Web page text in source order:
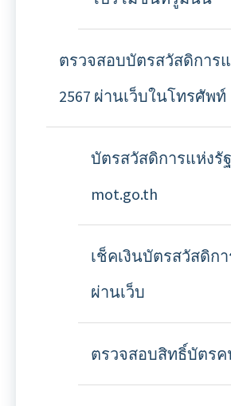
ตรวจสอบบัตรสวัสดิการ
2567 ผ่านเว็บในโทรศัพท์
บัตรสวัสดิการแห่งรัฐ
mot.go.th
เช็คเงินบัตรสวัสดิก
ผ่านเว็บ
ตรวจสอบสิทธิ์บัตร